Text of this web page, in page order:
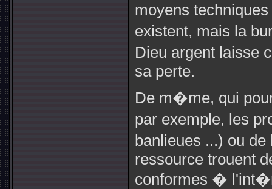
moyens
existent, mais la
Dieu argent laisse
sa perte.
De m�me, qui
par exemple, les
banlieues ...) ou
ressource trouent
conformes �